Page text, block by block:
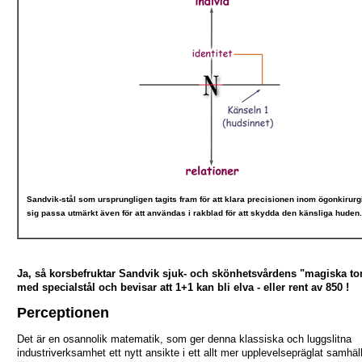
Sandvik-stål som ursprungligen tagits fram för att klara precisionen inom
sig passa utmärkt även för att användas i rakblad för att skydda den känsliga huden.
Ja, så korsbefruktar Sandvik sjuk- och skönhetsvårdens "magiska
med specialstål och bevisar att 1+1 kan bli elva - eller rent av 850 !
Perceptionen
Det är en osannolik matematik, som ger denna klassiska och luggslitna
industriverksamhet ett nytt ansikte i ett allt mer upplevelsepräglat